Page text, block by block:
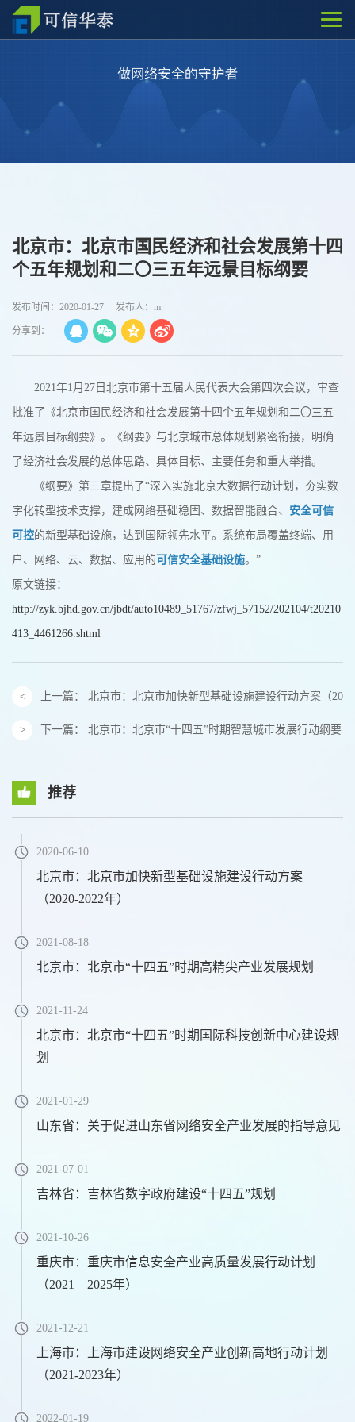
北京市：北京市国民经济和社会发展第十四
个五年规划和二〇三五年远景目标纲要
发布时间：2020-01-27 发布人：m
分享到：
2021年1月27日北京市第十五届人民代表大会第四次会议，审查
批准了《北京市国民经济和社会发展第十四个五年规划和二〇三五
年远景目标纲要》。《纲要》与北京城市总体规划紧密衔接，明确
了经济社会发展的总体思路、具体目标、主要任务和重大举措。
《纲要》第三章提出了“深入实施北京大数据行动计划，夯实数
字化转型技术支撑，建成网络基础稳固、数据智能融合、 安全可信
可控的新型基础设施，达到国际领先水平。系统布局覆盖终端、用
户、网络、云、数据、应用的 可信安全基础设施。”
原文链接：
http://zyk.bjhd.gov.cn/jbdt/auto10489_51767/zfwj_57152/202104/t20210
413_4461266.shtml
上一篇： 北京市：北京市加快新型基础设施建设行动方案（
下一篇： 北京市：北京市“十四五”时期智慧城市发展行动纲要
推荐
2020-06-10
北京市：北京市加快新型基础设施建设行动方案
（2020-2022年）
2021-08-18
北京市：北京市“十四五”时期高精尖产业发展规划
2021-11-24
北京市：北京市“十四五”时期国际科技创新中心建设规
划
2021-01-29
山东省：关于促进山东省网络安全产业发展的指导意见
2021-07-01
吉林省：吉林省数字政府建设“十四五”规划
2021-10-26
重庆市：重庆市信息安全产业高质量发展行动计划
（2021—2025年）
2021-12-21
上海市：上海市建设网络安全产业创新高地行动计划
（2021-2023年）
2022-01-19